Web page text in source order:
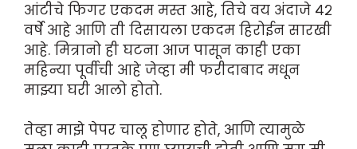
आंटीचे फिगर एकदम मस्त आहे, तिचे वय अंदाजे ४२
वर्षे आहे आणि ती दिसायला एकदम हिरोईन सारखी
आहे. मित्रानो ही घटना आज पासून काही एका
महिन्या पूर्वीची आहे जेव्हा मी फरीदाबाद मधून
माझ्या घरी आलो होतो.
तेव्हा माझे पेपर चालू होणार होते, आणि त्यामुळे